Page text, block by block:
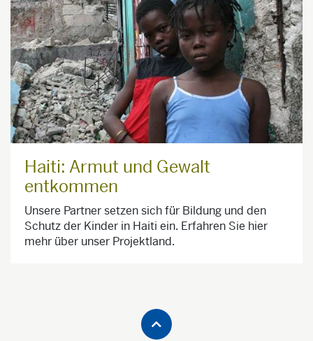
Haiti: Armut und Gewalt
entkommen
Unsere Partner setzen sich für Bildung und den
Schutz der Kinder in Haiti ein. Erfahren Sie hier
mehr über unser Projektland.